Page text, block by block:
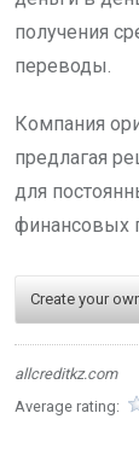
получения
переводы.
Компания
предлагая
для
финансовых
Create your
allcreditkz.com
Average rating: